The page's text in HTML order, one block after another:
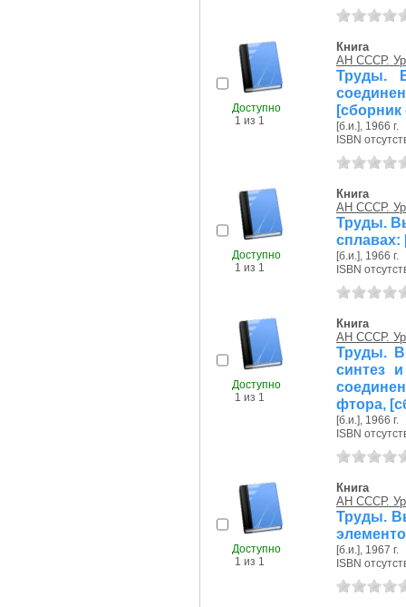
Доступно
1 из 1
Книга
АН СССР.
Труды.
[сборник
[б.и.], 1966 г.
ISBN
Доступно
1 из 1
Книга
АН СССР.
Труды.
сплавах:
[б.и.], 1966 г.
ISBN
Доступно
1 из 1
Книга
АН СССР.
Труды.
синтез
фтора,
[б.и.], 1966 г.
ISBN
Доступно
1 из 1
Книга
АН СССР.
Труды.
[б.и.], 1967 г.
ISBN